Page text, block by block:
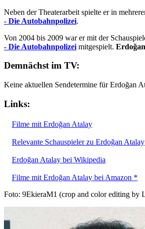
Neben der Theaterarbeit spielte er in
- Die Autobahnpolizei.
Von 2004 bis 2009 war er mit der
- Die Autobahnpolizei mitgespielt.
Demnächst im TV:
Keine aktuellen Sendetermine für Erdoğan
Links:
Filme mit Erdoğan Atalay
Relevante Schauspieler zu Erdoğan Atalay
Erdoğan Atalay bei Wikipedia
Filme mit Erdoğan Atalay bei Amazon *
Foto: 9EkieraM1 (crop and color editing by